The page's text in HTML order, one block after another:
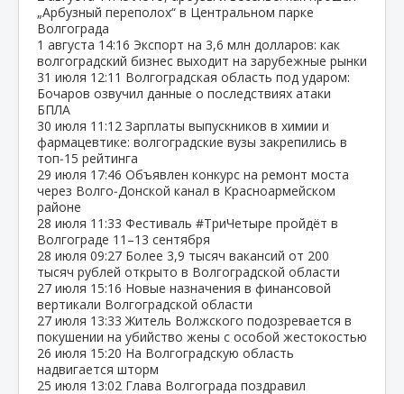
„Арбузный переполох“ в Центральном парке
Волгограда
1 августа 14:16 Экспорт на 3,6 млн долларов: как
волгоградский бизнес выходит на зарубежные рынки
31 июля 12:11 Волгоградская область под ударом:
Бочаров озвучил данные о последствиях атаки
БПЛА
30 июля 11:12 Зарплаты выпускников в химии и
фармацевтике: волгоградские вузы закрепились в
топ‑15 рейтинга
29 июля 17:46 Объявлен конкурс на ремонт моста
через Волго‑Донской канал в Красноармейском
районе
28 июля 11:33 Фестиваль #ТриЧетыре пройдёт в
Волгограде 11–13 сентября
28 июля 09:27 Более 3,9 тысяч вакансий от 200
тысяч рублей открыто в Волгоградской области
27 июля 15:16 Новые назначения в финансовой
вертикали Волгоградской области
27 июля 13:33 Житель Волжского подозревается в
покушении на убийство жены с особой жестокостью
26 июля 15:20 На Волгоградскую область
надвигается шторм
25 июля 13:02 Глава Волгограда поздравил